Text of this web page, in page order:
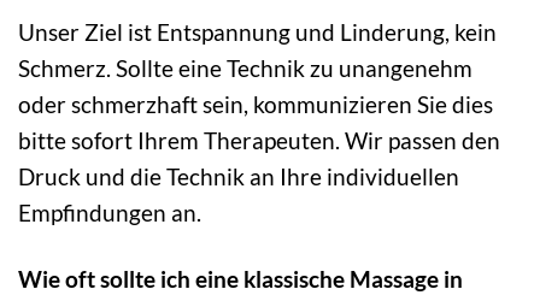
Unser Ziel ist Entspannung und Linderung, kein
Schmerz. Sollte eine Technik zu unangenehm
oder schmerzhaft sein, kommunizieren Sie dies
bitte sofort Ihrem Therapeuten. Wir passen den
Druck und die Technik an Ihre individuellen
Empfindungen an.
Wie oft sollte ich eine klassische Massage in